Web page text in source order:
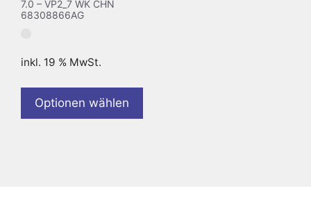
7.0 – VP2_7 WK CHN
68308866AG
inkl. 19 % MwSt.
Optionen wählen